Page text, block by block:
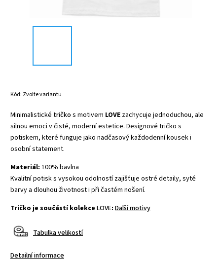
Kód: Zvolte variantu
Minimalistické tričko s motivem LOVE zachycuje jednoduchou, ale
silnou emoci v čisté, moderní estetice. Designové tričko s
potiskem, které funguje jako nadčasový každodenní kousek i
osobní statement.
Materiál: 100% bavlna
Kvalitní potisk s vysokou odolností zajišťuje ostré detaily, syté
barvy a dlouhou životnost i při častém nošení.
Tričko je součástí kolekce LOVE: Další motivy
Tabulka velikostí
Detailní informace